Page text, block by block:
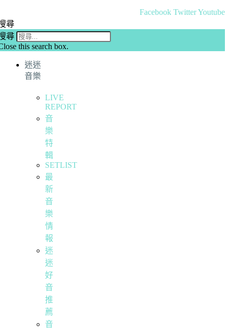
Facebook TwitterYoutube
尋
尋
this search box.
迷迷
音樂
LIVE
REPORT
音
樂
特
輯
SETLIST
最
新
音
樂
情
報
迷
迷
好
音
推
薦
音